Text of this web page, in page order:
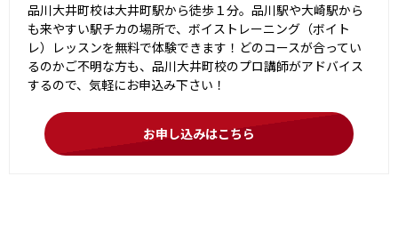
品川大井町校は大井町駅から徒歩１分。品川駅や大崎駅から
も来やすい駅チカの場所で、ボイストレーニング（ボイト
レ）レッスンを無料で体験できます！どのコースが合ってい
るのかご不明な方も、品川大井町校のプロ講師がアドバイス
するので、気軽にお申込み下さい！
お申し込みはこちら